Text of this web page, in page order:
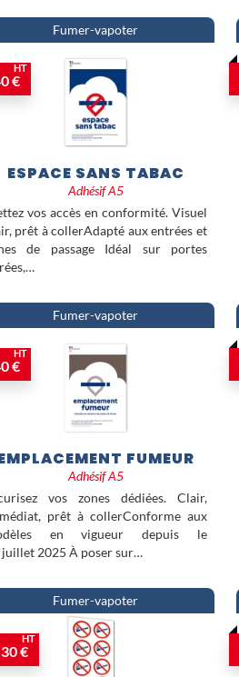
Fumer-vapoter
€
HT
ESPACE SANS TABAC
Adhésif A5
vos accès en conformité. Visuel
prêt à collerAdapté aux entrées et
de passage Idéal sur portes
Fumer-vapoter
€
HT
FUMEUR
Adhésif A5
vos zones dédiées. Clair,
prêt à collerConforme aux
en vigueur depuis le
juillet 2025 À poser sur…
Fumer-vapoter
€
HT